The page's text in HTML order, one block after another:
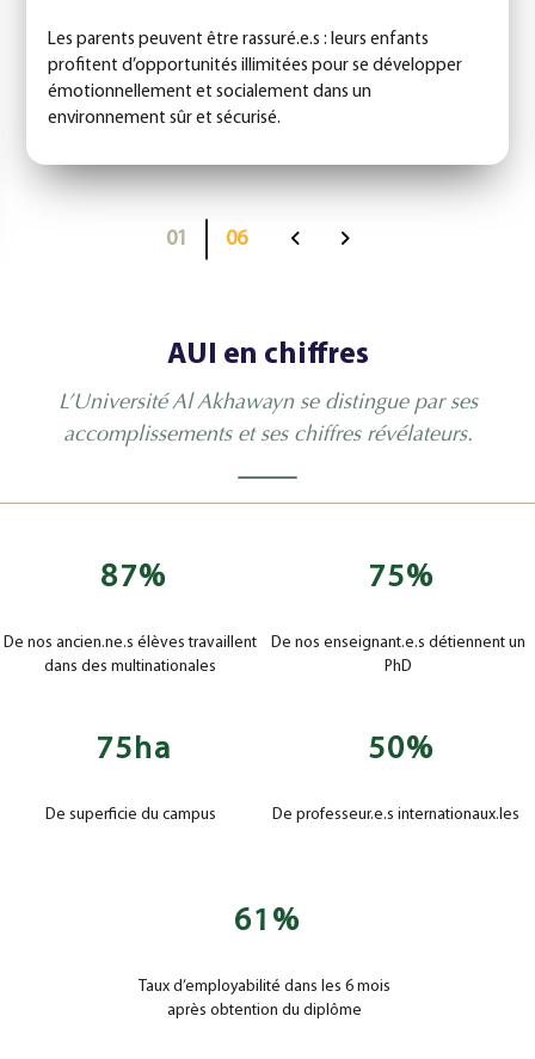
01 06
Les parents peuvent être rassuré.e.s : leurs enfants
profitent d’opportunités illimitées pour se développer
émotionnellement et socialement dans un
environnement sûr et sécurisé.
AUI en chiffres
L’Université Al Akhawayn se distingue par ses
accomplissements et ses chiffres révélateurs.
87%
De nos ancien.ne.s élèves travaillent
dans des multinationales
75%
De nos enseignant.e.s détiennent un
PhD
75ha
De superficie du campus
50%
De professeur.e.s internationaux.les
61 %
Taux d’employabilité dans les 6 mois
après obtention du diplôme